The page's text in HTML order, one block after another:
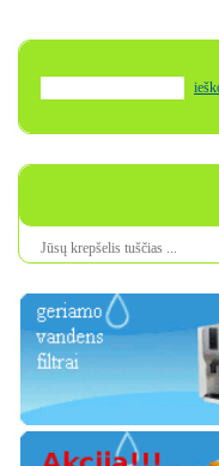
Jūsų krepšelis tuščias ...